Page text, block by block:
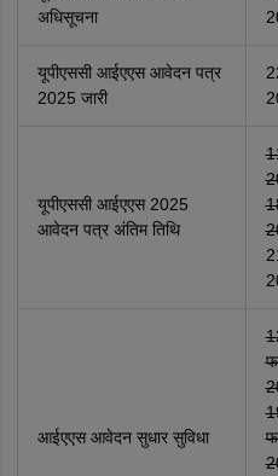
अधिसूचना
यूपीएससी आईएएस आवेदन पत्र
2025 जारी
यूपीएससी आईएएस 2025
आवेदन पत्र अंतिम तिथि
आईएएस आवेदन सुधार सुविधा